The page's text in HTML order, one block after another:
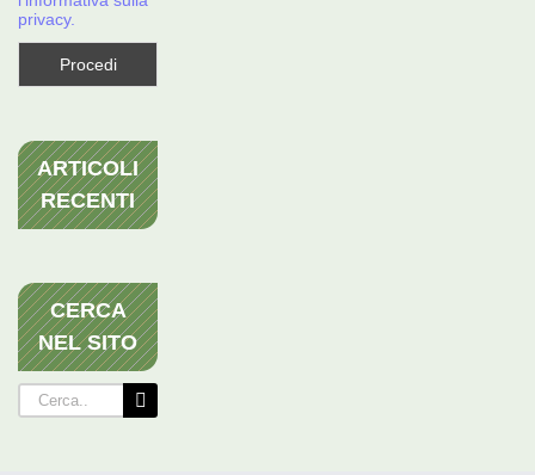
privacy.
ARTICOLI
RECENTI
CERCA
NEL SITO
Cerca
per: